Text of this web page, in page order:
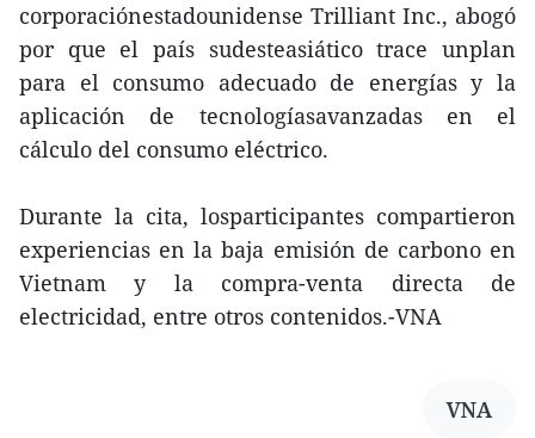
corporaciónestadounidense Trilliant Inc., abogó
por que el país sudesteasiático trace unplan
para el consumo adecuado de energías y la
aplicación de tecnologíasavanzadas en el
cálculo del consumo eléctrico.
Durante la cita, losparticipantes compartieron
experiencias en la baja emisión de carbono en
Vietnam y la compra-venta directa de
electricidad, entre otros contenidos.-VNA
VNA